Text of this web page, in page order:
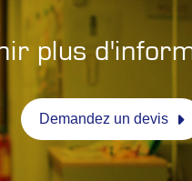
plus
Demandez un devis